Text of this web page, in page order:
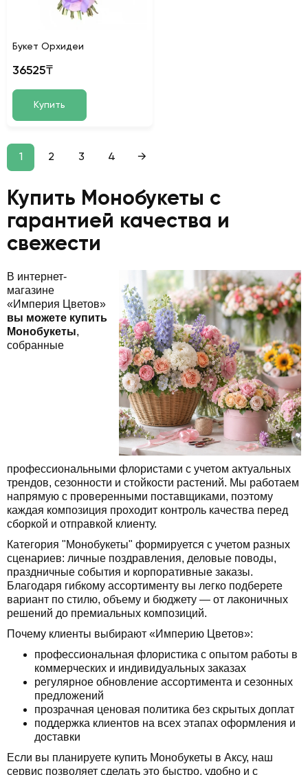
Букет Орхидеи
36525₸
Купить
1 2 3 4 →
Купить Монобукеты с
гарантией качества и
свежести
В интернет-
магазине
«Империя Цветов»
вы можете купить
Монобукеты,
собранные
профессиональными флористами с учетом актуальных
трендов, сезонности и стойкости растений. Мы работаем
напрямую с проверенными поставщиками, поэтому
каждая композиция проходит контроль качества перед
сборкой и отправкой клиенту.
Категория "Монобукеты" формируется с учетом разных
сценариев: личные поздравления, деловые поводы,
праздничные события и корпоративные заказы.
Благодаря гибкому ассортименту вы легко подберете
вариант по стилю, объему и бюджету — от лаконичных
решений до премиальных композиций.
Почему клиенты выбирают «Империю Цветов»:
профессиональная флористика с опытом работы в
коммерческих и индивидуальных заказах
регулярное обновление ассортимента и сезонных
предложений
прозрачная ценовая политика без скрытых доплат
поддержка клиентов на всех этапах оформления и
доставки
Если вы планируете купить Монобукеты в Аксу, наш
сервис позволяет сделать это быстро, удобно и с